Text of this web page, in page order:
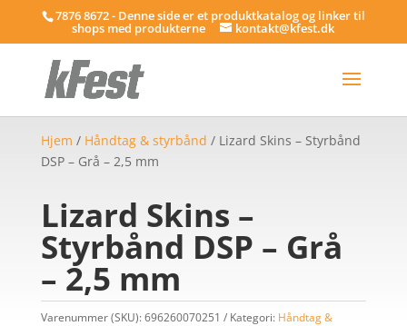
7876 8672 - Denne side er et produktkatalog og linker til
shops med produkterne kontakt@kfest.dk
Hjem / Håndtag & styrbånd / Lizard Skins – Styrbånd
DSP – Grå – 2,5 mm
Lizard Skins –
Styrbånd DSP – Grå
– 2,5 mm
Varenummer (SKU):696260070251 Kategori: Håndtag &